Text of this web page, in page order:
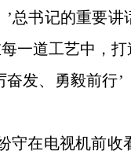
总书记的重要
一道工艺中，
发、勇毅前行
在电视机前收